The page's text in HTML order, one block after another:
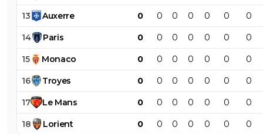
13 Auxerre 0 0 0 0 0 0 0
14 Paris 0 0 0 0 0 0 0
15 Monaco 0 0 0 0 0 0 0
16 Troyes 0 0 0 0 0 0 0
17 Le Mans 0 0 0 0 0 0 0
18 Lorient 0 0 0 0 0 0 0